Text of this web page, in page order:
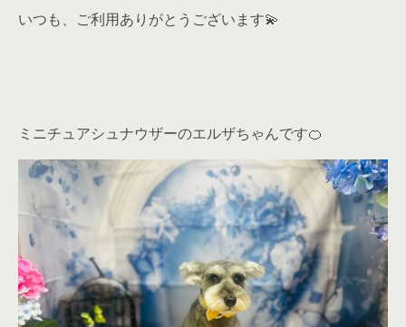
いつも、ご利用ありがとうございます💫
ミニチュアシュナウザーのエルザちゃんです🍊